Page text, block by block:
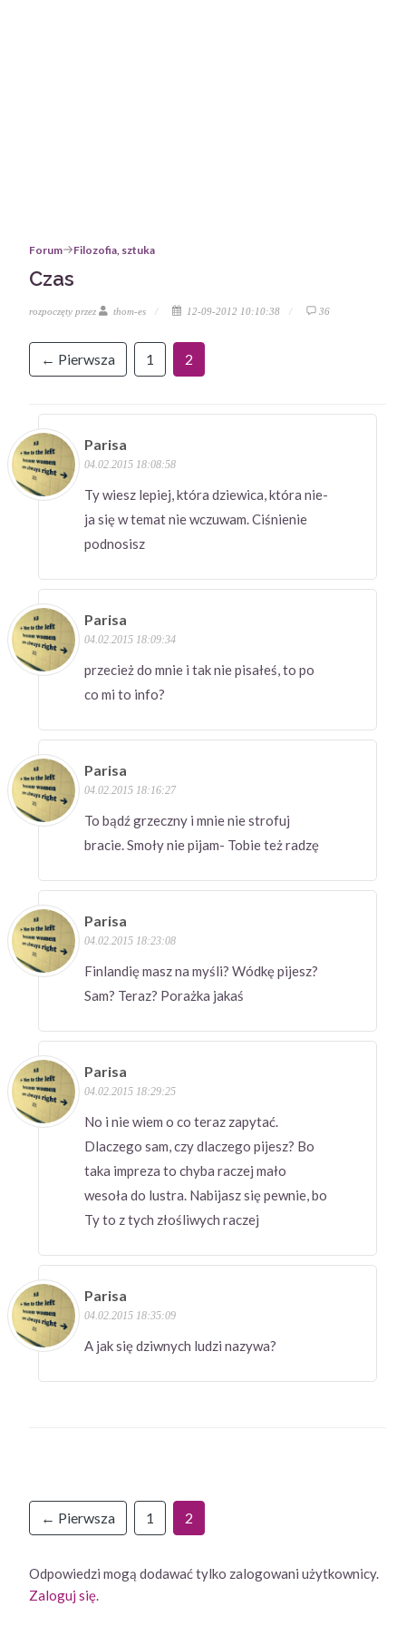
Forum Filozofia, sztuka
Czas
rozpoczęty przez thom-es 12-09-2012 10:10:38 36
← Pierwsza 1 2
Parisa
04.02.2015 18:08:58
Ty wiesz lepiej, która dziewica, która nie-
ja się w temat nie wczuwam. Ciśnienie
podnosisz
Parisa
04.02.2015 18:09:34
przecież do mnie i tak nie pisałeś, to po
co mi to info?
Parisa
04.02.2015 18:16:27
To bądź grzeczny i mnie nie strofuj
bracie. Smoły nie pijam- Tobie też radzę
Parisa
04.02.2015 18:23:08
Finlandię masz na myśli? Wódkę pijesz?
Sam? Teraz? Porażka jakaś
Parisa
04.02.2015 18:29:25
No i nie wiem o co teraz zapytać.
Dlaczego sam, czy dlaczego pijesz? Bo
taka impreza to chyba raczej mało
wesoła do lustra. Nabijasz się pewnie, bo
Ty to z tych złośliwych raczej
Parisa
04.02.2015 18:35:09
A jak się dziwnych ludzi nazywa?
← Pierwsza 1 2
Odpowiedzi mogą dodawać tylko zalogowani użytkownicy.
Zaloguj się.